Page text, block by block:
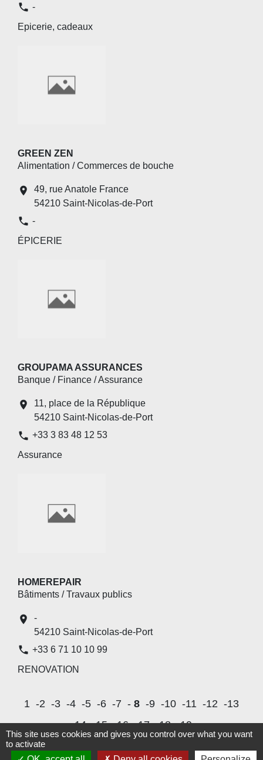
phone -
Epicerie, cadeaux
GREEN ZEN
Alimentation / Commerces de bouche
location_on
49, rue Anatole France
54210 Saint-Nicolas-de-Port
phone -
ÉPICERIE
GROUPAMA ASSURANCES
Banque / Finance / Assurance
location_on
11, place de la République
54210 Saint-Nicolas-de-Port
phone +33 3 83 48 12 53
Assurance
HOMEREPAIR
Bâtiments / Travaux publics
location_on
-
54210 Saint-Nicolas-de-Port
phone +33 6 71 10 10 99
RENOVATION
1 -2 -3 -4 -5 -6 -7 - 8 -9 -10 -11 -12 -13
-14 -15 -16 -17 -18 -19
This site uses cookies and gives you control over what you want
to activate